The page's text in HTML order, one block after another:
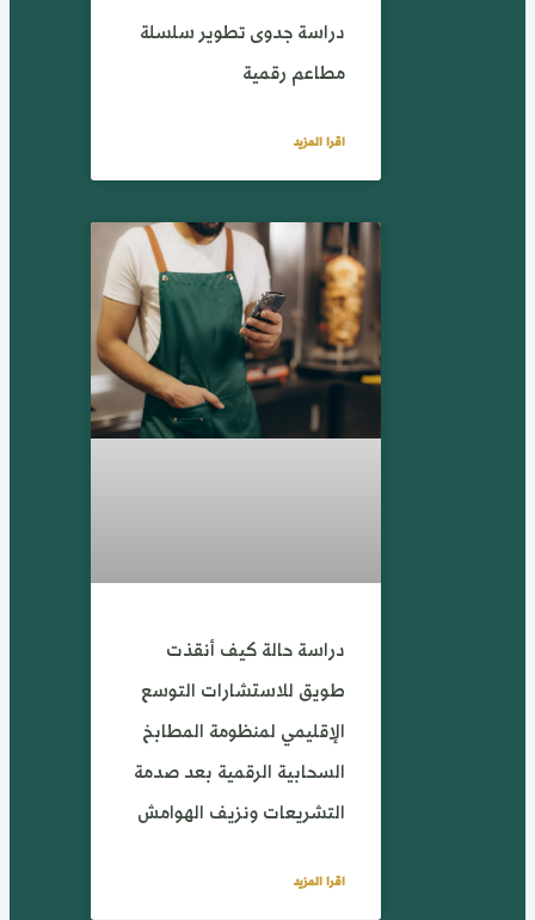
دراسة جدوى تطوير سلسلة
مطاعم رقمية
اقرا المزيد
دراسة حالة كيف أنقذت
طويق للاستشارات التوسع
الإقليمي لمنظومة المطابخ
السحابية الرقمية بعد صدمة
التشريعات ونزيف الهوامش
اقرا المزيد